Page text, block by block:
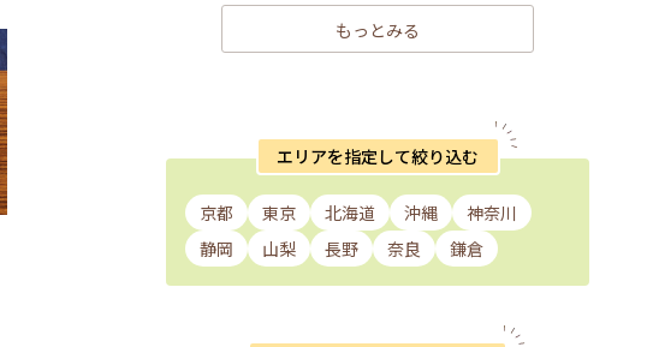
もっとみる
エリアを指定して絞り込む
京都 東京 北海道 沖縄
神奈川
静岡
山梨 長野 奈良 鎌倉